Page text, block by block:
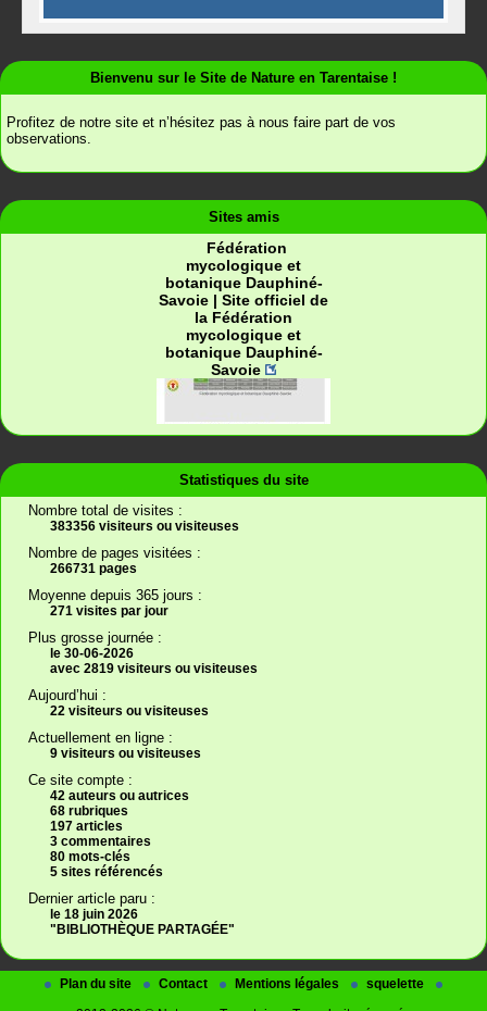
Bienvenu sur le Site de Nature en Tarentaise !
Profitez de notre site et n’hésitez pas à nous faire part de vos
observations.
Sites amis
Fédération
mycologique et
botanique Dauphiné-
Savoie | Site officiel de
la Fédération
mycologique et
botanique Dauphiné-
Savoie
Albertville-nature -
nature autour
d’Albertville
Société Mycologique et
Chambérienne
Le blog du groupe
Statistiques du site
Nombre total de visites :
383356 visiteurs ou visiteuses
Nombre de pages visitées :
266731 pages
Moyenne depuis 365 jours :
271 visites par jour
Plus grosse journée :
le 30-06-2026
avec 2819 visiteurs ou visiteuses
Aujourd’hui :
22 visiteurs ou visiteuses
Actuellement en ligne :
9 visiteurs ou visiteuses
Ce site compte :
42 auteurs ou autrices
68 rubriques
197 articles
3 commentaires
80 mots-clés
5 sites référencés
Dernier article paru :
le 18 juin 2026
"BIBLIOTHÈQUE PARTAGÉE"
Plan du site Contact Mentions légales
squelette